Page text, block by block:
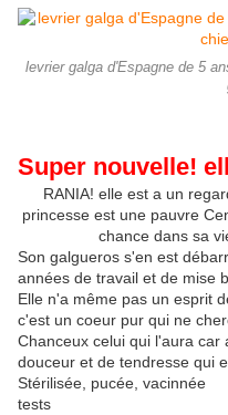
levrier galga d'Espagne de 5
Super nouvelle!
RANIA! elle est a un
princesse est une pauvre
chance dans sa
Son galgueros s'en est
années de travail et de mise
Elle n'a même pas un esprit
c'est un coeur pur qui ne
Chanceux celui qui l'aura
douceur et de tendresse qui
Stérilisée, pucée, vacinnée
tests